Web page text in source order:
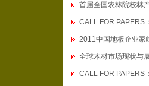
首届全国农林院校林
CALL FOR PAPERS
2011中国地板企业家
全球木材市场现状与
CALL FOR PAPERS